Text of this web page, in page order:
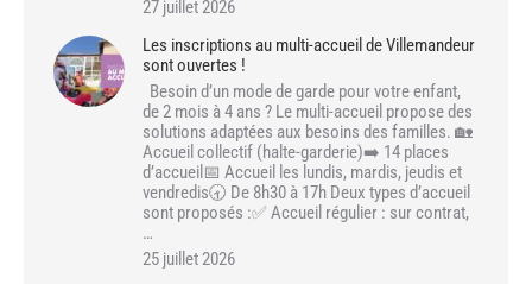
27 juillet 2026
Les inscriptions au multi-accueil de Villemandeur
sont ouvertes !
Besoin d’un mode de garde pour votre enfant,
de 2 mois à 4 ans ? Le multi-accueil propose des
solutions adaptées aux besoins des familles. 🏡
Accueil collectif (halte-garderie)➡️ 14 places
d’accueil📅 Accueil les lundis, mardis, jeudis et
vendredis🕣 De 8h30 à 17h Deux types d’accueil
sont proposés :✅ Accueil régulier : sur contrat,
…
25 juillet 2026